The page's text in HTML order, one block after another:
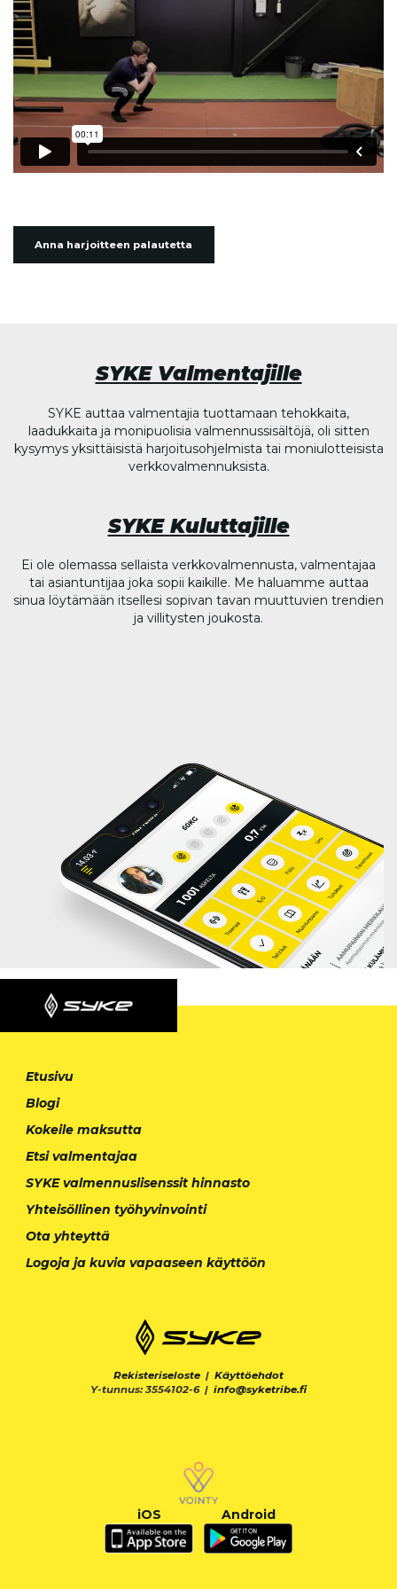
Anna harjoitteen palautetta
SYKE Valmentajille
SYKE auttaa valmentajia tuottamaan tehokkaita,
laadukkaita ja monipuolisia valmennussisältöjä, oli sitten
kysymys yksittäisistä harjoitusohjelmista tai moniulotteisista
verkkovalmennuksista.
SYKE Kuluttajille
Ei ole olemassa sellaista verkkovalmennusta, valmentajaa
tai asiantuntijaa joka sopii kaikille. Me haluamme auttaa
sinua löytämään itsellesi sopivan tavan muuttuvien trendien
ja villitysten joukosta.
Etusivu
Blogi
Kokeile maksutta
Etsi valmentajaa
SYKE valmennuslisenssit hinnasto
Yhteisöllinen työhyvinvointi
Ota yhteyttä
Logoja ja kuvia vapaaseen käyttöön
Rekisteriseloste | Käyttöehdot
Y-tunnus: 3554102-6 | info@syketribe.fi
iOS Android